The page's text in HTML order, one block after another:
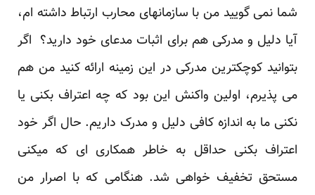
شما نمی گویید من با سازمانهای محارب ارتباط داشته ام،
آیا دلیل و مدرکی هم برای اثبات مدعای خود دارید؟ اگر
بتوانید کوچکترین مدرکی در این زمینه ارائه کنید من هم
می پذیرم، اولین واکنش این بود که چه اعتراف بکنی یا
نکنی ما به اندازه کافی دلیل و مدرک داریم. حال اگر خود
اعتراف بکنی حداقل به خاطر همکاری ای که میکنی
مستحق تخفیف خواهی شد. هنگامی که با اصرار من